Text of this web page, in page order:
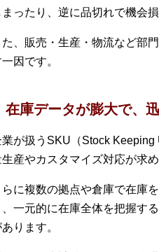
まったり、逆に品切れで機会
た、販売・生産・物流など部
因です。
在庫データが膨大で、
業が扱うSKU（Stock
生産やカスタマイズ対応が求
らに複数の拠点や倉庫で在庫
、一元的に在庫全体を把握す
ります。